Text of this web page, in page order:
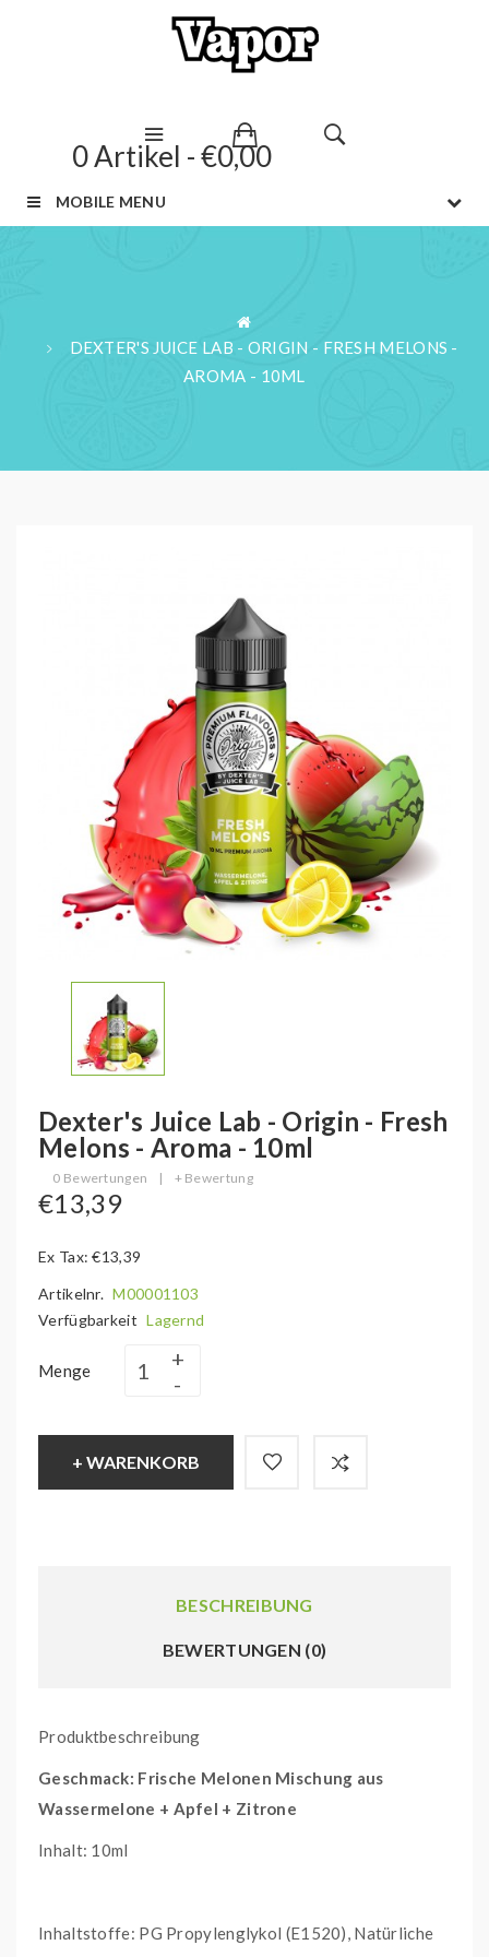
0 Artikel - €0,00
MOBILE MENU
DEXTER'S JUICE LAB - ORIGIN - FRESH MELONS -
AROMA - 10ML
Dexter's Juice Lab - Origin - Fresh
Melons - Aroma - 10ml
0 Bewertungen | + Bewertung
€13,39
Ex Tax: €13,39
Artikelnr. M00001103
Verfügbarkeit Lagernd
Menge
+ WARENKORB
BESCHREIBUNG
BEWERTUNGEN (0)
Produktbeschreibung
Geschmack: Frische Melonen Mischung aus
Wassermelone + Apfel + Zitrone
Inhalt: 10ml
Inhaltstoffe: PG Propylenglykol (E1520), Natürliche